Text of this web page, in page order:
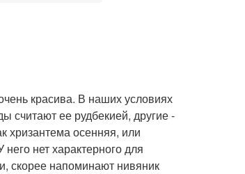
красива. В наших условиях
считают ее рудбекией, другие -
хризантема осенняя, или
нет характерного для
скорее напоминают нивяник